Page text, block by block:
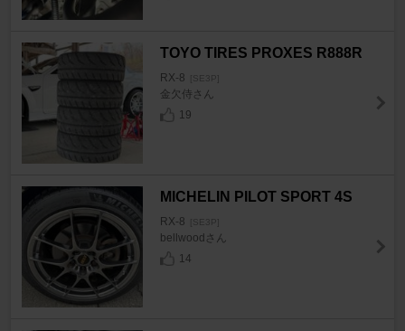
TOYO TIRES PROXES R888R
RX-8 [SE3P]
金欠侍さん
19
MICHELIN PILOT SPORT 4S
RX-8 [SE3P]
bellwoodさん
14